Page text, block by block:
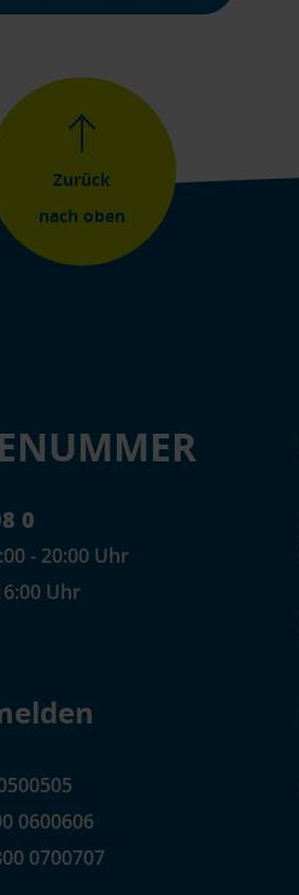
0
- 20:00 Uhr
Uhr
0600606
0700707
Zurück
nach oben